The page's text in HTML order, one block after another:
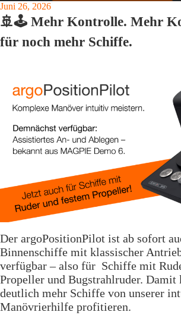
Juni 26, 2026
🚢🕹️ Mehr Kontrolle. Mehr
für noch mehr Schiffe.
Der argoPositionPilot ist ab sofort
Binnenschiffe mit klassischer
verfügbar – also für Schiffe mit
Propeller und Bugstrahlruder. Damit
deutlich mehr Schiffe von unserer
Manövrierhilfe profitieren.